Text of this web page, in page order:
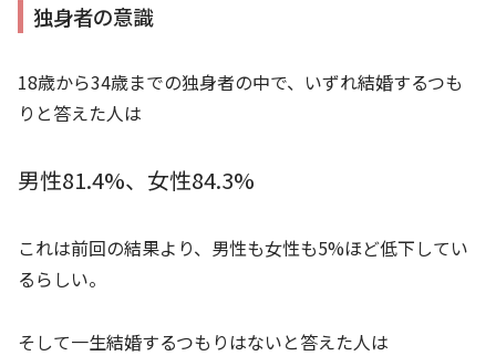
独身者の意識
18歳から34歳までの独身者の中で、いずれ結婚するつも
りと答えた人は
男性81.4%、女性84.3%
これは前回の結果より、男性も女性も5%ほど低下してい
るらしい。
そして一生結婚するつもりはないと答えた人は